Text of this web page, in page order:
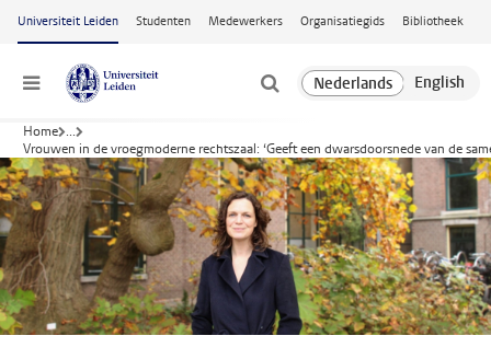
Ga naar hoofdinhoud
Universiteit Leiden Studenten Medewerkers Organisatiegids Bibliotheek
Menu
Home ...
Vrouwen in de vroegmoderne rechtszaal: ‘Geeft een dwarsdoorsnede van de